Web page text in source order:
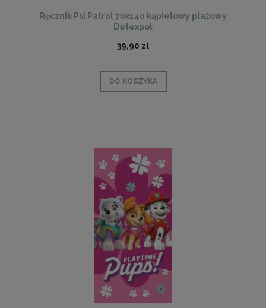
Ręcznik Psi Patrol 70x140 kąpielowy plażowy
Detexpol
39,90 zł
DO KOSZYKA